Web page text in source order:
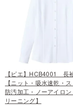
【ピエ】HCB4001 長
【ニット・吸水速乾・
防汚加工・ノーアイロン
リーニング】